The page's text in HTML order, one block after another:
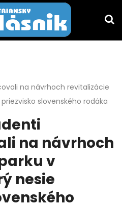
na návrhoch revitalizácie
slovenského rodáka
na návrhoch
v
nesie